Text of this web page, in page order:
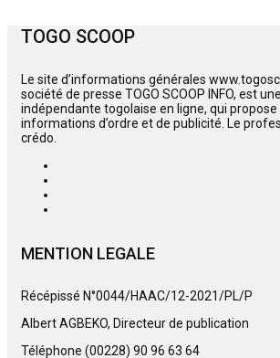
TOGO SCOOP
Le site d’informations générales
société de presse TOGO SCOOP INFO, est
indépendante togolaise en ligne, qui
informations d’ordre et de publicité. Le
crédo.
MENTION LEGALE
Récépissé N°0044/HAAC/12-2021/PL/P
Albert AGBEKO, Directeur de publication
Téléphone (00228) 90 96 63 64